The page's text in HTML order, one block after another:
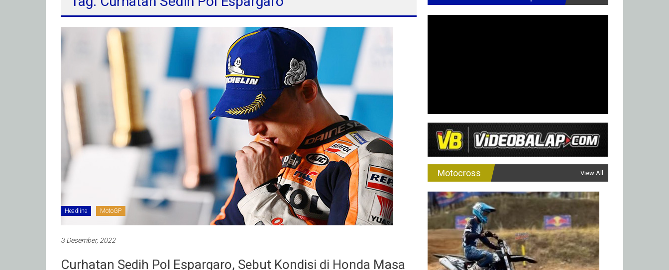
Headline MotoGP
3 Desember, 2022
Curhatan Sedih Pol Espargaro, Sebut Kondisi di Honda Masa
Motocross View All